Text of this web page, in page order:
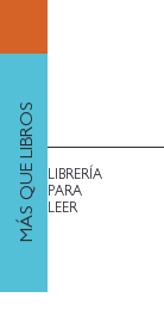
MÁS QUE LIBROS
LIBRERÍA
PARA
LEER